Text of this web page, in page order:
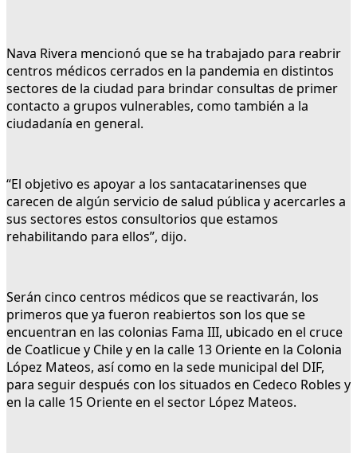
Nava Rivera mencionó que se ha trabajado para reabrir
centros médicos cerrados en la pandemia en distintos
sectores de la ciudad para brindar consultas de primer
contacto a grupos vulnerables, como también a la
ciudadanía en general.
“El objetivo es apoyar a los santacatarinenses que
carecen de algún servicio de salud pública y acercarles a
sus sectores estos consultorios que estamos
rehabilitando para ellos”, dijo.
Serán cinco centros médicos que se reactivarán, los
primeros que ya fueron reabiertos son los que se
encuentran en las colonias Fama III, ubicado en el cruce
de Coatlicue y Chile y en la calle 13 Oriente en la Colonia
López Mateos, así como en la sede municipal del DIF,
para seguir después con los situados en Cedeco Robles y
en la calle 15 Oriente en el sector López Mateos.